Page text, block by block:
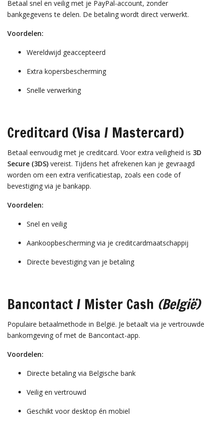
Betaal snel en veilig met je PayPal-account, zonder
bankgegevens te delen. De betaling wordt direct verwerkt.
Voordelen:
Wereldwijd geaccepteerd
Extra kopersbescherming
Snelle verwerking
Creditcard (Visa / Mastercard)
Betaal eenvoudig met je creditcard. Voor extra veiligheid is 3D
Secure (3DS) vereist. Tijdens het afrekenen kan je gevraagd
worden om een extra verificatiestap, zoals een code of
bevestiging via je bankapp.
Voordelen:
Snel en veilig
Aankoopbescherming via je creditcardmaatschappij
Directe bevestiging van je betaling
Bancontact / Mister Cash (België)
Populaire betaalmethode in België. Je betaalt via je vertrouwde
bankomgeving of met de Bancontact-app.
Voordelen:
Directe betaling via Belgische bank
Veilig en vertrouwd
Geschikt voor desktop én mobiel